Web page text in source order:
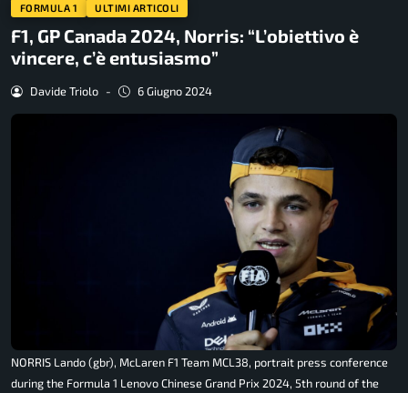
FORMULA 1 ULTIMI ARTICOLI
F1, GP Canada 2024, Norris: “L’obiettivo è
vincere, c’è entusiasmo”
Davide Triolo - 6 Giugno 2024
NORRIS Lando (gbr), McLaren F1 Team MCL38, portrait press conference
during the Formula 1 Lenovo Chinese Grand Prix 2024, 5th round of the